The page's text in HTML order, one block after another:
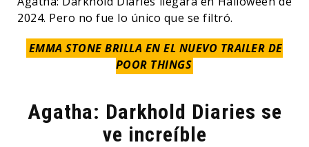
2024. Pero no fue lo único que se filtró.
EMMA STONE BRILLA EN EL NUEVO TRAILER DE
POOR THINGS
Agatha: Darkhold Diaries se
ve increíble